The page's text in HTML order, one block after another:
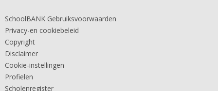
SchoolBANK Gebruiksvoorwaarden
Privacy-en cookiebeleid
Copyright
Disclaimer
Cookie-instellingen
Profielen
Scholenregister